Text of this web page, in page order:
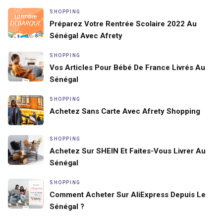
SHOPPING
Préparez Votre Rentrée Scolaire 2022 Au
Sénégal Avec Afrety
SHOPPING
Vos Articles Pour Bébé De France Livrés Au
Sénégal
SHOPPING
Achetez Sans Carte Avec Afrety Shopping
SHOPPING
Achetez Sur SHEIN Et Faites-Vous Livrer Au
Sénégal
SHOPPING
Comment Acheter Sur AliExpress Depuis Le
Sénégal ?